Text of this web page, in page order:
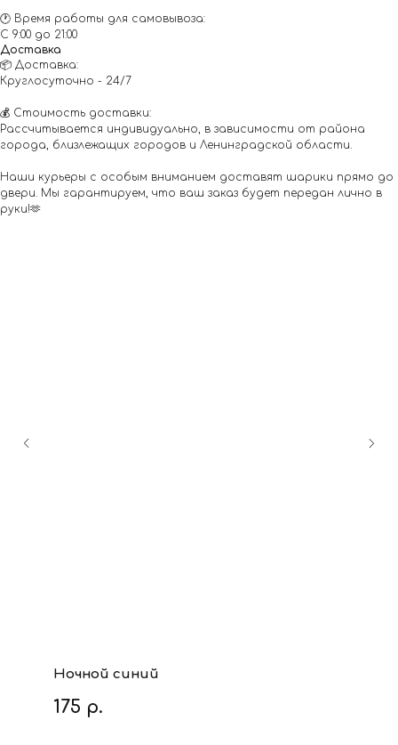
🕐 Время работы для самовывоза:
С 9:00 до 21:00
Доставка
📦 Доставка:
Круглосуточно - 24/7
💰 Стоимость доставки:
Рассчитывается индивидуально, в зависимости от района
города, близлежащих городов и Ленинградской области.
Наши курьеры с особым вниманием доставят шарики прямо до
двери. Мы гарантируем, что ваш заказ будет передан лично в
руки!🫶
Ночной синий
175 р.